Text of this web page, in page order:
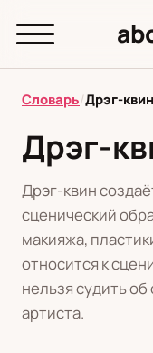
Л
М Н О
Ф
Ц Ш Э
Редакционная
Словарь/Дрэг-квин
Дрэг-
Дрэг-квин
сценический
макияжа,
относится к
нельзя судить
артиста.